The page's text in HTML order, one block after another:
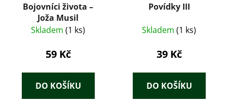
Bojovníci života –
Joža Musil
Skladem (1 ks)
59 Kč
DO KOŠÍKU
Povídky III
Skladem (1 ks)
39 Kč
DO KOŠÍKU